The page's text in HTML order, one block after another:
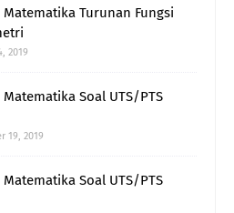
Matematika Turunan Fungsi
2019
Soal UTS/PTS
19, 2019
Soal UTS/PTS